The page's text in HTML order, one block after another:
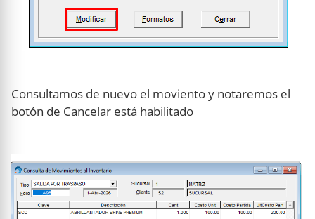
Consultamos de nuevo el moviento y notaremos el
botón de Cancelar está habilitado